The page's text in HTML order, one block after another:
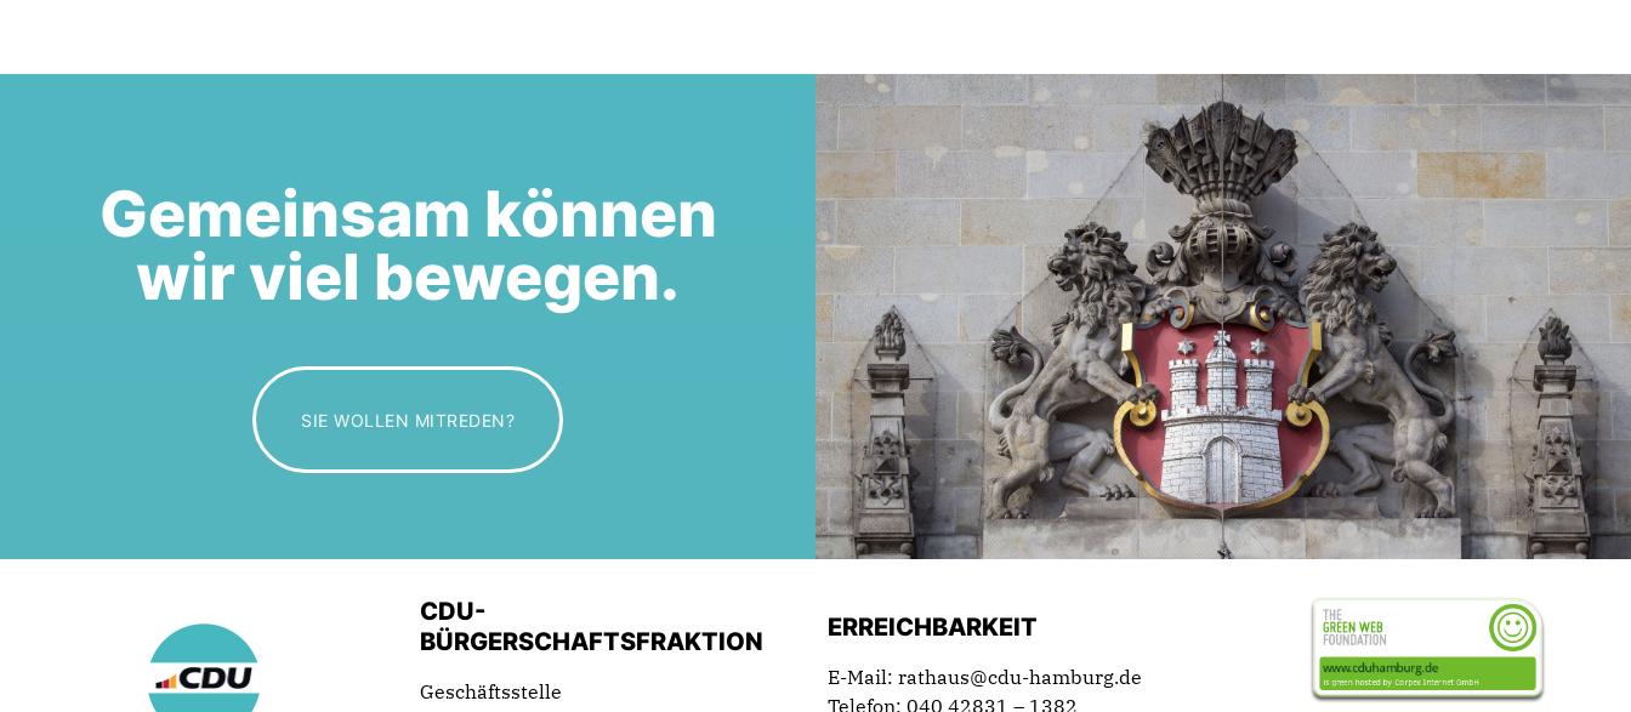
Gemeinsam können
wir viel bewegen.
SIE WOLLEN MITREDEN?
CDU-
BÜRGERSCHAFTSFRAKTION
Geschäftsstelle
ERREICHBARKEIT
E-Mail: rathaus@cdu-hamburg.de
Telefon: 040 42831 – 1382